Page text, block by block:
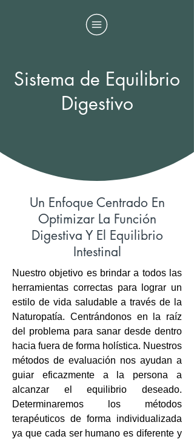
Sistema de Equilibrio
Digestivo
​​Un Enfoque Centrado En
Optimizar La Función
Digestiva Y El Equilibrio
Intestinal
Nuestro objetivo es brindar a todos las
herramientas correctas para lograr un
estilo de vida saludable a través de la
Naturopatía. Centrándonos en la raíz
del problema para sanar desde dentro
hacia fuera de forma holística. Nuestros
métodos de evaluación nos ayudan a
guiar eficazmente a la persona a
alcanzar el equilibrio deseado.
Determinaremos los métodos
terapéuticos de forma individualizada
ya que cada ser humano es diferente y